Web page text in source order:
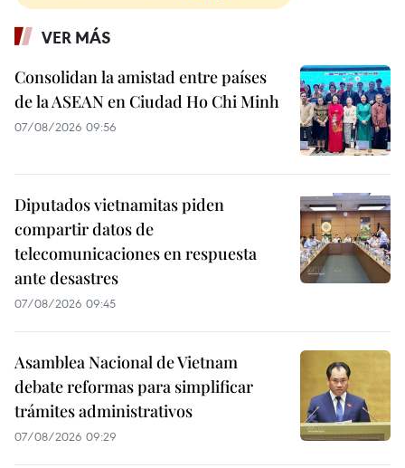
VER MÁS
Consolidan la amistad entre países
de la ASEAN en Ciudad Ho Chi Minh
07/08/2026 09:56
Diputados vietnamitas piden
compartir datos de
telecomunicaciones en respuesta
ante desastres
07/08/2026 09:45
Asamblea Nacional de Vietnam
debate reformas para simplificar
trámites administrativos
07/08/2026 09:29